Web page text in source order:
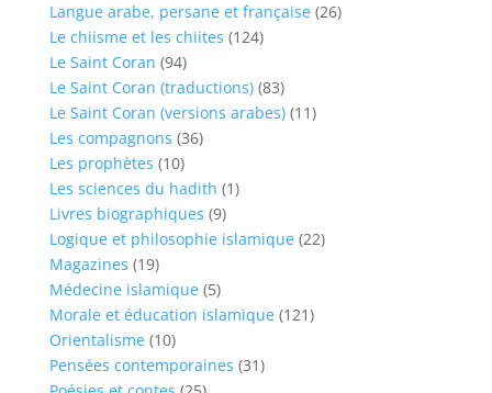
Langue arabe, persane et française (26)
Le chiisme et les chiites (124)
Le Saint Coran (94)
Le Saint Coran (traductions) (83)
Le Saint Coran (versions arabes) (11)
Les compagnons (36)
Les prophètes (10)
Les sciences du hadith (1)
Livres biographiques (9)
Logique et philosophie islamique (22)
Magazines (19)
Médecine islamique (5)
Morale et éducation islamique (121)
Orientalisme (10)
Pensées contemporaines (31)